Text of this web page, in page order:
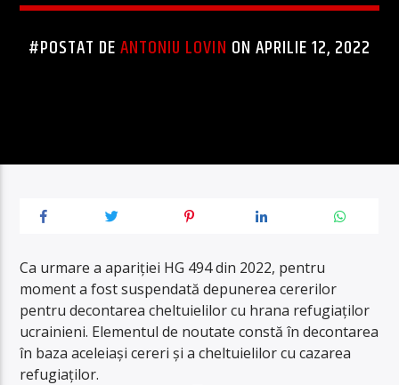
#POSTAT DEANTONIU LOVIN ON APRILIE 12, 2022
Ca urmare a apariției HG 494 din 2022, pentru
moment a fost suspendată depunerea cererilor
pentru decontarea cheltuielilor cu hrana refugiaților
ucrainieni. Elementul de noutate constă în decontarea
în baza aceleiași cereri și a cheltuielilor cu cazarea
refugiaților.